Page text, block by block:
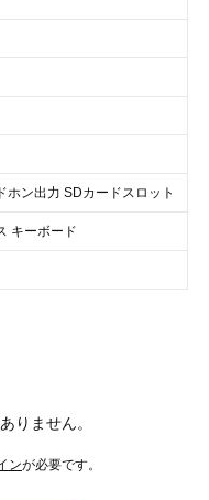
ホン出力 SDカードスロット
キーボード
りません。
ンが必要です。